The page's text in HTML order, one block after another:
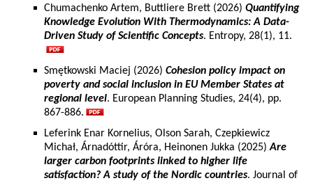
Chumachenko Artem, Buttliere Brett (2026) Quantifying
Knowledge Evolution With Thermodynamics: A Data-
Driven Study of Scientific Concepts. Entropy, 28(1), 11.
Smętkowski Maciej (2026) Cohesion policy impact on
poverty and social inclusion in EU Member States at
regional level. European Planning Studies, 24(4), pp.
867-886.
Leferink Enar Kornelius, Olson Sarah, Czepkiewicz
Michał, Árnadóttir, Áróra, Heinonen Jukka (2025)Are
larger carbon footprints linked to higher life
satisfaction? A study of the Nordic countries. Journal of